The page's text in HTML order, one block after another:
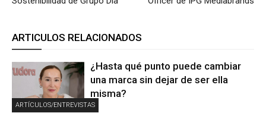
ARTICULOS RELACIONADOS
ARTÍCULOS/ENTREVISTAS
¿Hasta qué punto puede cambiar
una marca sin dejar de ser ella
misma?